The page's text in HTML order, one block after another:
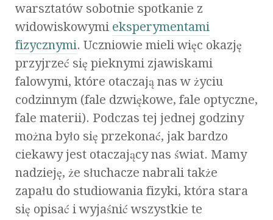
warsztatów sobotnie spotkanie z
widowiskowymi eksperymentami
fizycznymi. Uczniowie mieli więc okazję
przyjrzeć się pieknymi zjawiskami
falowymi, które otaczają nas w życiu
codzinnym (fale dzwiękowe, fale optyczne,
fale materii). Podczas tej jednej godziny
można było się przekonać, jak bardzo
ciekawy jest otaczający nas świat. Mamy
nadzieję, że słuchacze nabrali także
zapału do studiowania fizyki, która stara
się opisać i wyjaśnić wszystkie te